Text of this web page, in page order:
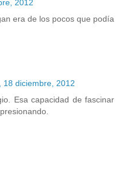
2012
era de los pocos que podía
18 diciembre, 2012
Esa capacidad de fascinar